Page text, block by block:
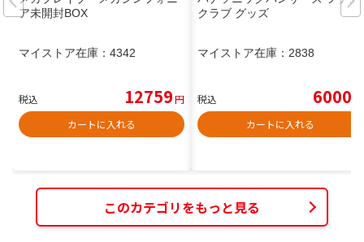
ア未開封BOX
マイストア在庫： 4342
税込 12759円
カートに入れる
クラブ グッズ
マイストア在庫： 2838
税込 6000
カートに入れる
このカテゴリをもっと見る